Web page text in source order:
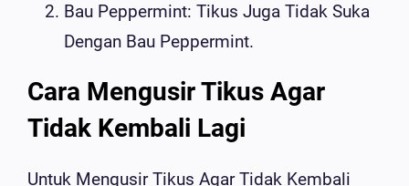
Bau Peppermint: Tikus Juga Tidak Suka
Dengan Bau Peppermint.
Cara Mengusir Tikus Agar
Tidak Kembali Lagi
Untuk Mengusir Tikus Agar Tidak Kembali